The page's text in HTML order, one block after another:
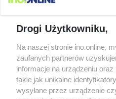
Drogi Użytkowniku,
Na naszej stronie ino.online,
zaufanych partnerów
informacje na urządzeniu
takie jak unikalne
wysyłane przez urządzenie